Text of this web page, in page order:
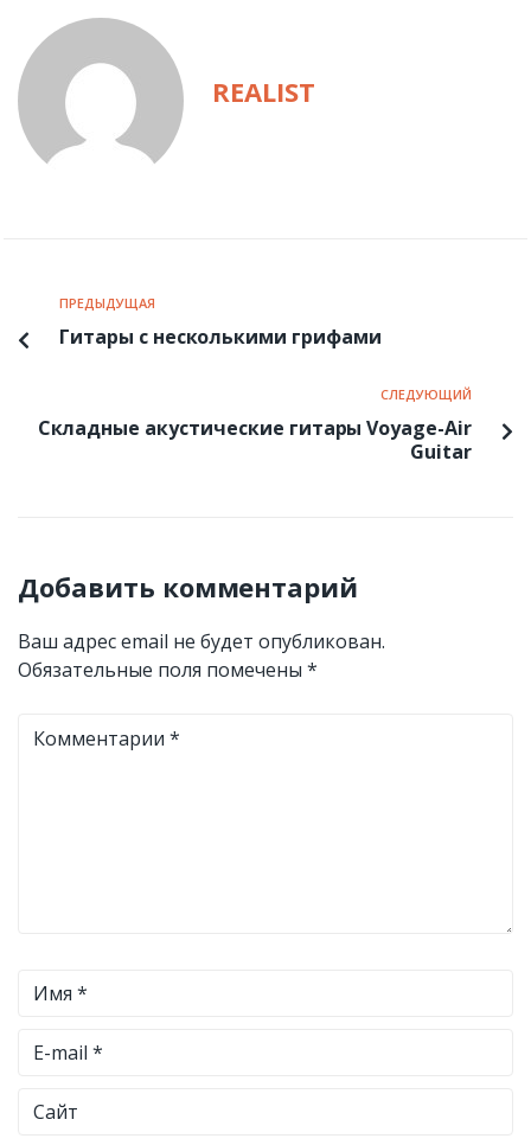
REALIST
ПРЕДЫДУЩАЯ
Гитары с несколькими грифами
СЛЕДУЮЩИЙ
Складные акустические гитары Voyage-Air
Guitar
Добавить комментарий
Ваш адрес email не будет опубликован.
Обязательные поля помечены *